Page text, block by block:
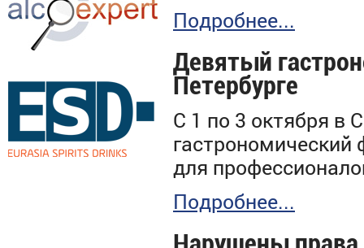
Подробнее...
Девятый
Петербурге
С 1 по 3 октября в
гастрономический
для
Подробнее...